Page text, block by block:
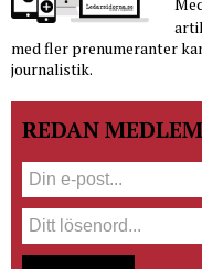
med fler prenumeranter
journalistik.
REDAN